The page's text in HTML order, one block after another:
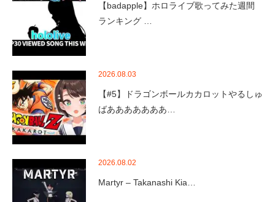
【badapple】ホロライブ歌ってみた週間
ランキング …
2026.08.03
【#5】ドラゴンボールカカロットやるしゅ
ばあああああああ…
2026.08.02
Martyr – Takanashi Kia…